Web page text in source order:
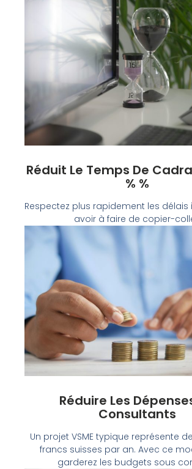
Réduit Le Temps De
% %
Respectez plus rapidement les délais
avoir à faire de copier-
Réduire Les
Consultants
Un projet VSME typique représente
francs suisses par an. Avec ce
garderez les budgets sous